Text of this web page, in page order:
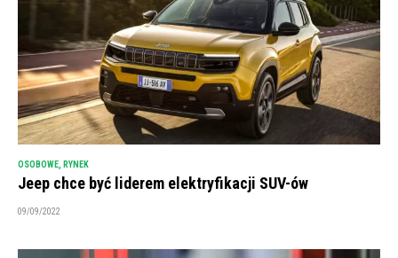
OSOBOWE, RYNEK
Jeep chce być liderem elektryfikacji SUV-ów
09/09/2022